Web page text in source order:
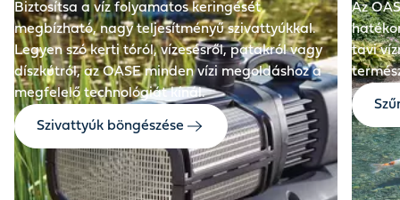
Biztosítsa a víz folyamatos keringését
megbízható, nagy teljesítményű szivattyúkkal.
Legyen szó kerti tóról, vízesésről, patakról vagy
díszkútról, az OASE minden vízi megoldáshoz a
megfelelő technológiát kínál.
Szivattyúk böngészése
Az
tavi